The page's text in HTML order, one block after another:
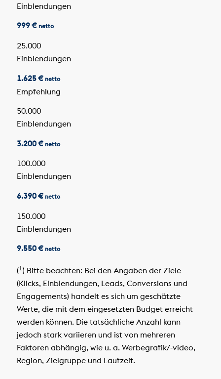
Einblendungen
999 € netto
25.000
Einblendungen
1.625 € netto
Empfehlung
50.000
Einblendungen
3.200 € netto
100.000
Einblendungen
6.390 € netto
150.000
Einblendungen
9.550 € netto
(1) Bitte beachten: Bei den Angaben der Ziele
(Klicks, Einblendungen, Leads, Conversions und
Engagements) handelt es sich um geschätzte
Werte, die mit dem eingesetzten Budget erreicht
werden können. Die tatsächliche Anzahl kann
jedoch stark variieren und ist von mehreren
Faktoren abhängig, wie u. a. Werbegrafik/-video,
Region, Zielgruppe und Laufzeit.